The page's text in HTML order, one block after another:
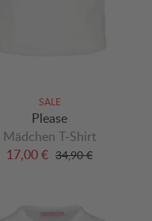
SALE
Please
Mädchen T-Shirt
17,00 € 34,90 €